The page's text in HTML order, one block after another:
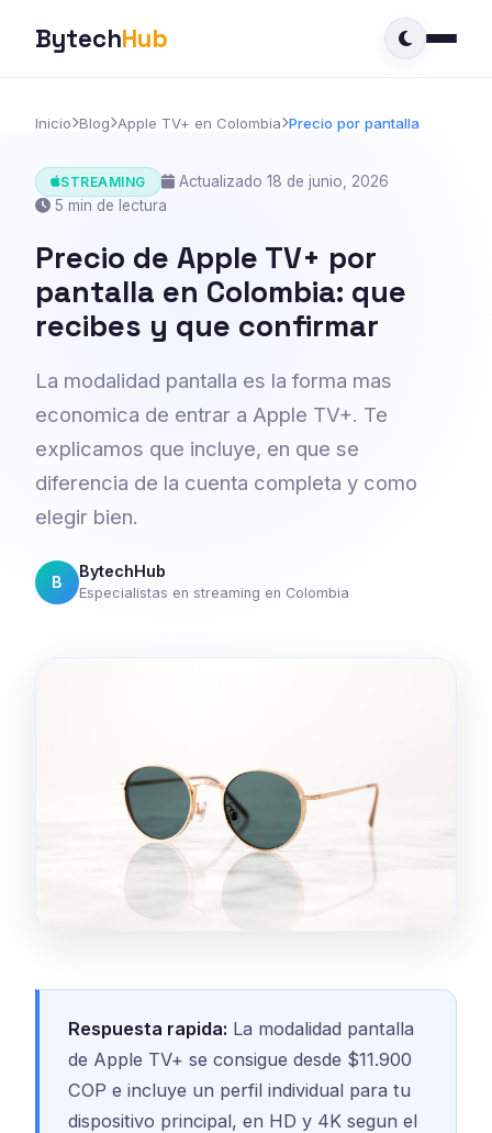
BytechHub
Inicio Blog Apple TV+ en Colombia Precio por pantalla
STREAMING
Actualizado 18 de junio, 2026
5 min de lectura
Precio de Apple TV+ por
pantalla en Colombia: que
recibes y que confirmar
La modalidad pantalla es la forma mas
economica de entrar a Apple TV+. Te
explicamos que incluye, en que se
diferencia de la cuenta completa y como
elegir bien.
B
BytechHub
Especialistas en streaming en Colombia
Respuesta rapida: La modalidad pantalla
de Apple TV+ se consigue desde $11.900
COP e incluye un perfil individual para tu
dispositivo principal, en HD y 4K segun el